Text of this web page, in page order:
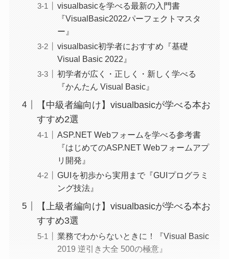
visualbasicを学べる最新の入門書
『VisualBasic2022パーフェクトマスタ
ー』
visualbasic初学者におすすめ『基礎
Visual Basic 2022』
初学者が広く・正しく・新しく学べる
『かんたん Visual Basic』
【中級者編向け】visualbasicが学べる本お
すすめ2選
ASP.NET Webフォームを学べる参考書
『はじめてのASP.NET Webフォームアプ
リ開発』
GUIを初歩から実用まで『GUIプログラミ
ング技法』
【上級者編向け】visualbasicが学べる本お
すすめ3選
業務でわからないときに！『Visual Basic
2019 逆引き大全 500の極意』